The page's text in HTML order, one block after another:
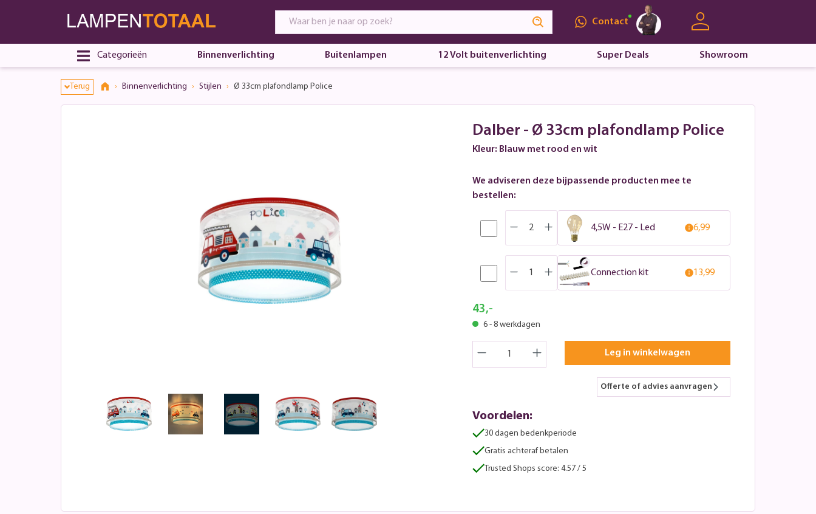
Contact
Categorieën Binnenverlichting Buitenlampen 12 Volt buitenverlichting Super Deals Showroom
Terug Binnenverlichting Stijlen Ø 33cm plafondlamp Police
Dalber - Ø 33cm plafondlamp Police
Kleur: Blauw met rood en wit
We adviseren deze bijpassende producten mee te
bestellen:
4,5W - E27 - Led 6,99
Connection kit 13,99
43,-
6 - 8 werkdagen
Leg in winkelwagen
Offerte of advies aanvragen
Voordelen:
30 dagen bedenkperiode
Gratis achteraf betalen
Trusted Shops score: 4.57 / 5